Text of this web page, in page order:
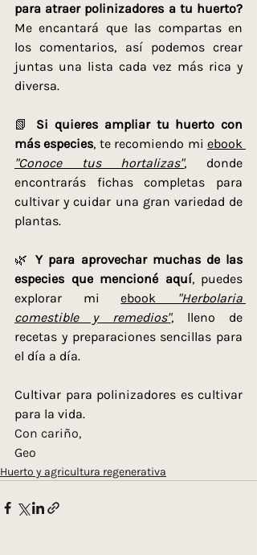
para atraer polinizadores a tu huerto?
Me encantará que las compartas en
los comentarios, así podemos crear
juntas una lista cada vez más rica y
diversa.
📗 Si quieres ampliar tu huerto con
más especies, te recomiendo mi
"Conoce tus hortalizas", donde
encontrarás fichas completas para
cultivar y cuidar una gran variedad de
plantas.
🌿 Y para aprovechar muchas de las
especies que mencioné aquí, puedes
explorar mi ebook
"Herbolaria
comestible y remedios", lleno de
recetas y preparaciones sencillas para
el día a día.
Cultivar para polinizadores es cultivar
para la vida.
Con cariño,
Geo
Huerto y agricultura regenerativa